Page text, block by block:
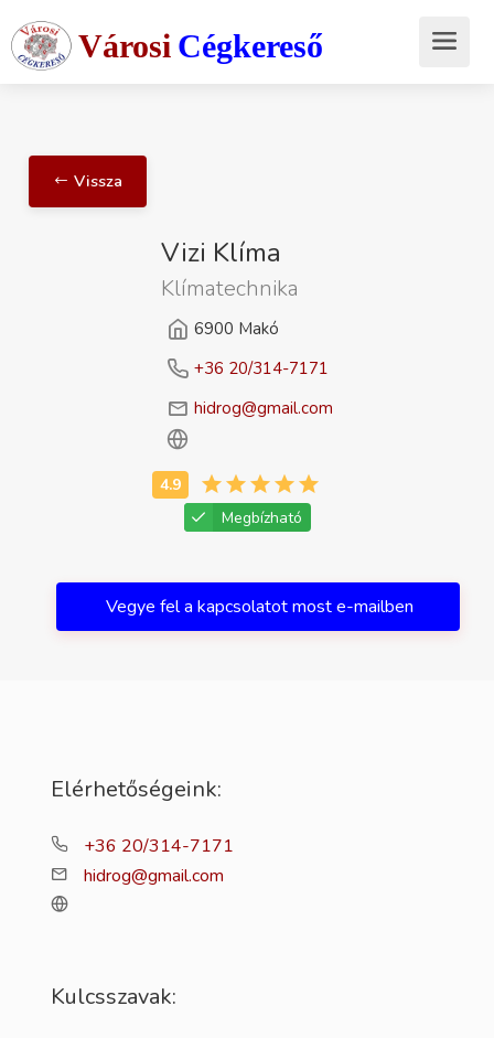
Városi Cégkereső
Vissza
Vizi Klíma
Klímatechnika
6900 Makó
+36 20/314-7171
hidrog@gmail.com
Megbízható
Vegye fel a kapcsolatot most e-mailben
Elérhetőségeink:
+36 20/314-7171
hidrog@gmail.com
Kulcsszavak: